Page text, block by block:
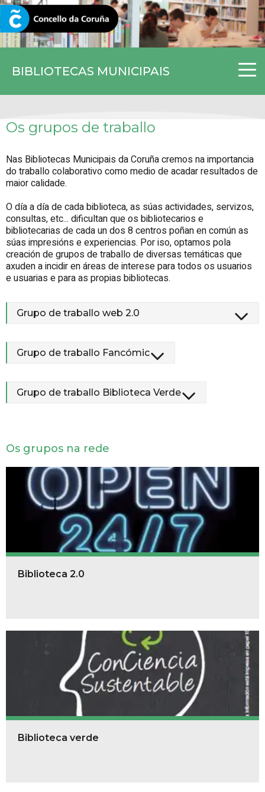
BIBLIOTECAS MUNICIPAIS
CORUNA.GAL
Os grupos de traballo
Nas Bibliotecas Municipais da Coruña cremos na importancia
do traballo colaborativo como medio de acadar resultados de
maior calidade.
O día a día de cada biblioteca, as súas actividades, servizos,
consultas, etc... dificultan que os bibliotecarios e
bibliotecarias de cada un dos 8 centros poñan en común as
súas impresións e experiencias. Por iso, optamos pola
creación de grupos de traballo de diversas temáticas que
axuden a incidir en áreas de interese para todos os usuarios
e usuarias e para as propias bibliotecas.
Grupo de traballo web 2.0
Grupo de traballo Fancómic
Grupo de traballo Biblioteca Verde
Os grupos na rede
Biblioteca 2.0
Biblioteca verde